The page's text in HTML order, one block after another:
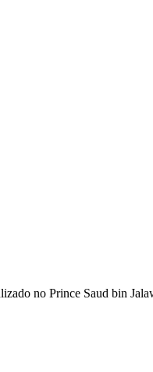
no Prince Saud bin